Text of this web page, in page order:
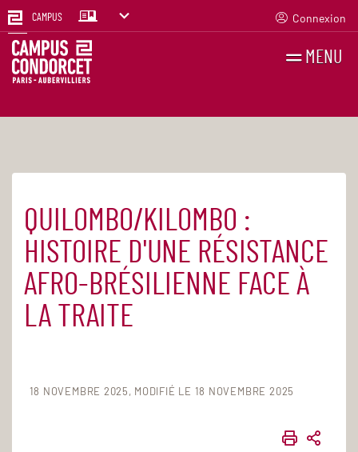
CAMPUS Connexion
MENU
Accueil Agenda
QUILOMBO/KILOMBO :
HISTOIRE D'UNE RÉSISTANCE
AFRO-BRÉSILIENNE FACE À
LA TRAITE
18 NOVEMBRE 2025 MODIFIÉ LE 18 NOVEMBRE 2025